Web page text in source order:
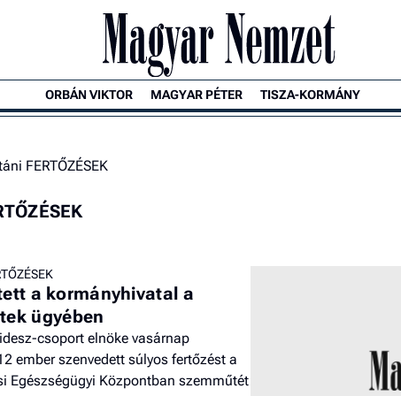
ORBÁN VIKTOR MAGYAR PÉTER TISZA-KORMÁNY
FERTŐZÉSEK
a kormányhivatal a
ügyében
csoport elnöke vasárnap
ember szenvedett súlyos fertőzést a
Egészségügyi Központban szemműtét